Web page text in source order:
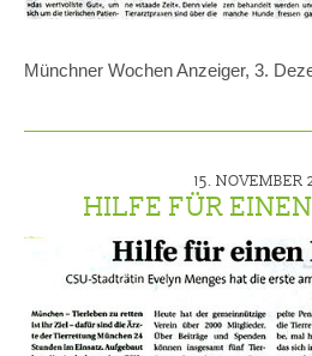
Münchner Wochen Anzeiger, 3.
15. NOVEMBER
HILFE FÜR